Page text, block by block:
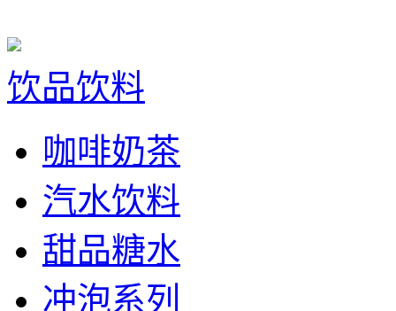
饮品饮料
咖啡奶茶
汽水饮料
甜品糖水
冲泡系列